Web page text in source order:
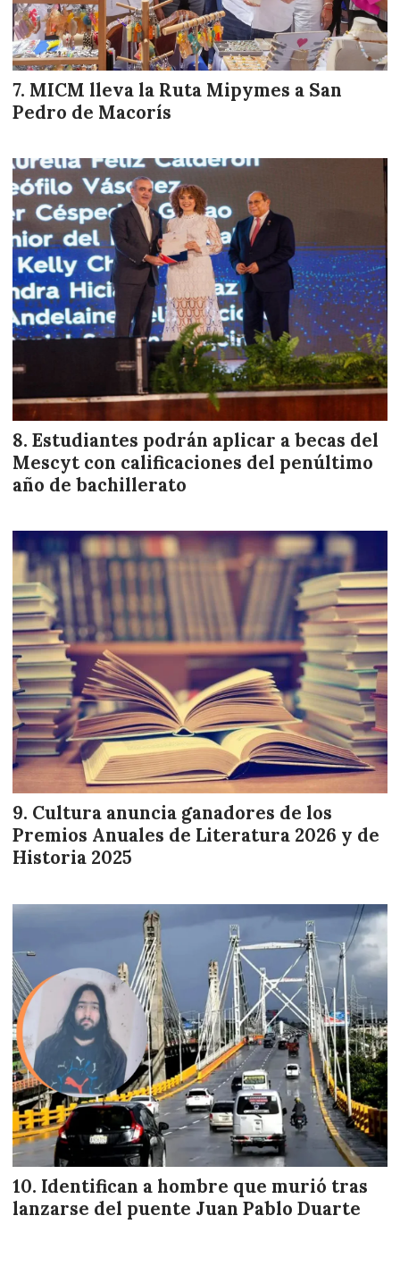
MICM lleva la Ruta Mipymes a San
Pedro de Macorís
Estudiantes podrán aplicar a becas del
Mescyt con calificaciones del penúltimo
año de bachillerato
Cultura anuncia ganadores de los
Premios Anuales de Literatura 2026 y de
Historia 2025
Identifican a hombre que murió tras
lanzarse del puente Juan Pablo Duarte